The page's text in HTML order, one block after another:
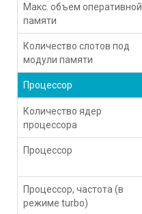
Макс. объем оперативной
памяти
Количество слотов под
модули памяти
Процессор
Количество ядер
процессора
Процессор
Процессор, частота (в
режиме turbo)